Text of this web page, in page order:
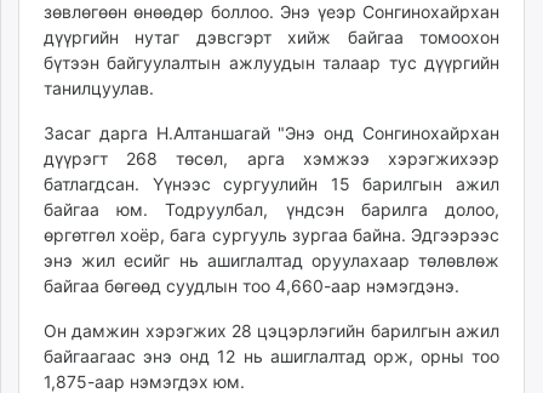
today.mn
zuv.mn
mminfo.mn
urlag.mn
unen.mn
asu.mn
shudarga.mn
shuurhai.mn
unuudur.mn
isee.mn
mglradio.com
fact.mn
зөвлөгөөн өнөөдөр боллоо. Энэ үеэр Сонгинохайрхан
дүүргийн нутаг дэвсгэрт хийж байгаа томоохон
бүтээн байгуулалтын ажлуудын талаар тус дүүргийн
танилцуулав.
Засаг дарга Н.Алтаншагай "Энэ онд Сонгинохайрхан
дүүрэгт 268 төсөл, арга хэмжээ хэрэгжихээр
батлагдсан. Үүнээс сургуулийн 15 барилгын ажил
байгаа юм. Тодруулбал, үндсэн барилга долоо,
өргөтгөл хоёр, бага сургууль зургаа байна. Эдгээрээс
энэ жил есийг нь ашиглалтад оруулахаар төлөвлөж
байгаа бөгөөд суудлын тоо 4,660-аар нэмэгдэнэ.
Он дамжин хэрэгжих 28 цэцэрлэгийн барилгын ажил
байгаагаас энэ онд 12 нь ашиглалтад орж, орны тоо
1,875-аар нэмэгдэх юм.